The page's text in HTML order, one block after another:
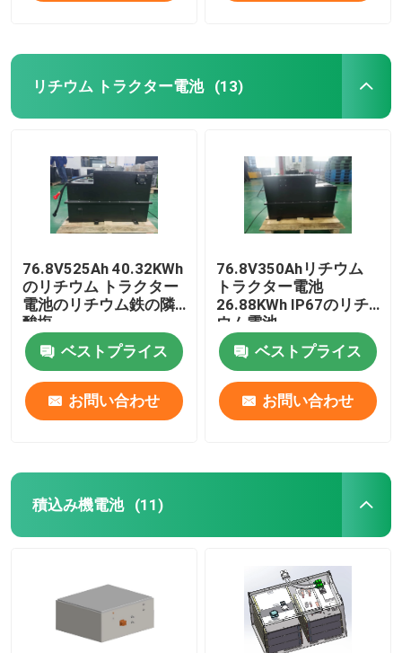
リチウム トラクター電池 (13)
76.8V525Ah 40.32KWh
のリチウム トラクター
電池のリチウム鉄の隣
酸塩
ベストプライス
お問い合わせ
76.8V350Ahリチウム
トラクター電池
26.88KWh IP67のリチ
ウム電池
ベストプライス
お問い合わせ
積込み機電池 (11)